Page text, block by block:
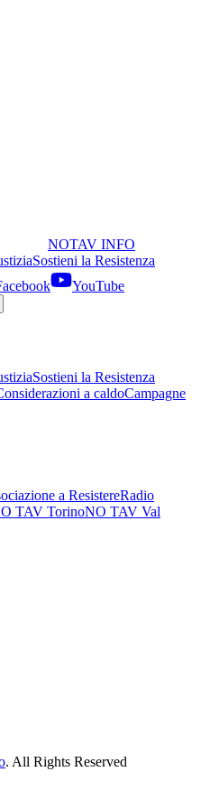
NOTAV INFO
Sostieni la Resistenza
YouTube
Sostieni la Resistenza
a caldoCampagne
a ResistereRadio
TAV TorinoNO TAV Val
. All Rights Reserved